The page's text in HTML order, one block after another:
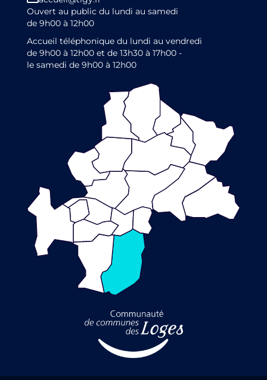
Ouvert au public du lundi au samedi
de 9h00 à 12h00
Accueil téléphonique du lundi au vendredi
de 9h00 à 12h00 et de 13h30 à 17h00 -
le samedi de 9h00 à 12h00